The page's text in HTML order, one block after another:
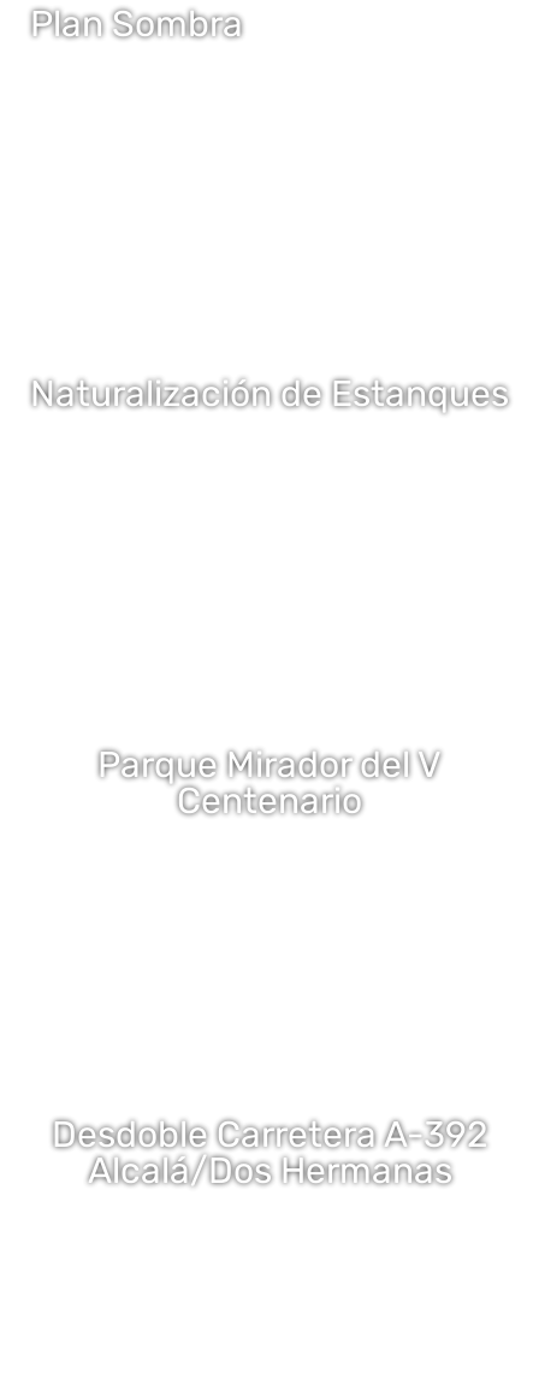
Plan Sombra
Naturalización de Estanques
Parque Mirador del V
Centenario
Desdoble Carretera A-392
Alcalá/Dos Hermanas